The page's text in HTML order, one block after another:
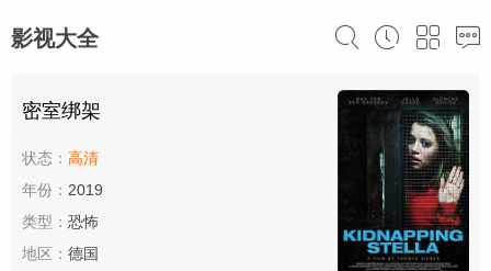
影视大全
密室绑架
状态： 高清
年份： 2019
类型： 恐怖
地区： 德国